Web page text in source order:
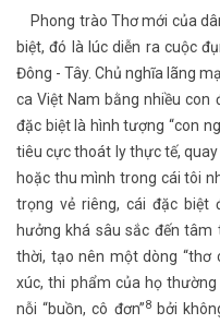
Phong trào Thơ mới của
biệt, đó là lúc diễn ra cuộc
Đông - Tây. Chủ nghĩa lãng
ca Việt Nam bằng nhiều con
đặc biệt là hình tượng “con
tiêu cực thoát ly thực tế,
hoặc thu mình trong cái tôi
trọng vẻ riêng, cái đặc biệt
hưởng khá sâu sắc đến
thời, tạo nên một dòng “thơ
xúc, thi phẩm của họ
nỗi “buồn, cô đơn”8bởi